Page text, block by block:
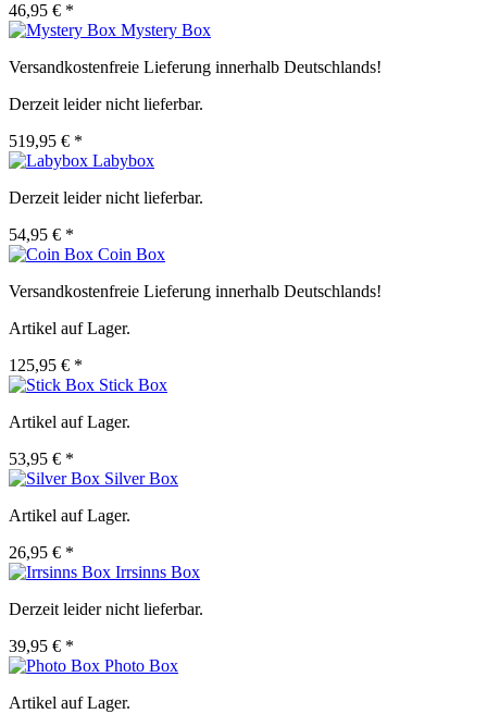
46,95 € *
Mystery Box
Versandkostenfreie Lieferung innerhalb Deutschlands!
Derzeit leider nicht lieferbar.
519,95 € *
Labybox
Derzeit leider nicht lieferbar.
54,95 € *
Coin Box
Versandkostenfreie Lieferung innerhalb Deutschlands!
Artikel auf Lager.
125,95 € *
Stick Box
Artikel auf Lager.
53,95 € *
Silver Box
Artikel auf Lager.
26,95 € *
Irrsinns Box
Derzeit leider nicht lieferbar.
39,95 € *
Photo Box
Artikel auf Lager.